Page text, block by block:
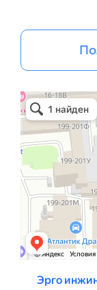
Эрго Инжиниринг
Бизнес-
Проектная